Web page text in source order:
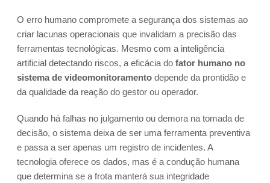
O erro humano compromete a segurança dos sistemas ao
criar lacunas operacionais que invalidam a precisão das
ferramentas tecnológicas. Mesmo com a inteligência
artificial detectando riscos, a eficácia do fator humano no
sistema de videomonitoramento depende da prontidão e
da qualidade da reação do gestor ou operador.
Quando há falhas no julgamento ou demora na tomada de
decisão, o sistema deixa de ser uma ferramenta preventiva
e passa a ser apenas um registro de incidentes. A
tecnologia oferece os dados, mas é a condução humana
que determina se a frota manterá sua integridade